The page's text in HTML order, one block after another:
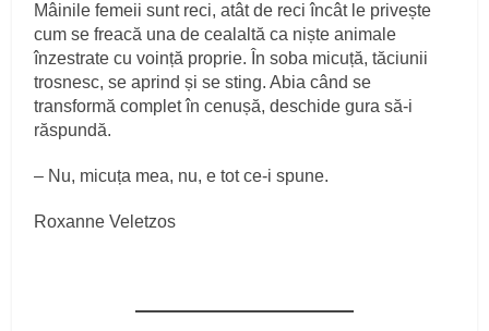
Mâinile femeii sunt reci, atât de reci încât le privește
cum se freacă una de cealaltă ca niște animale
înzestrate cu voință proprie. În soba micuță, tăciunii
trosnesc, se aprind și se sting. Abia când se
transformă complet în cenușă, deschide gura să‑i
răspundă.
– Nu, micuța mea, nu, e tot ce‑i spune.
Roxanne Veletzos